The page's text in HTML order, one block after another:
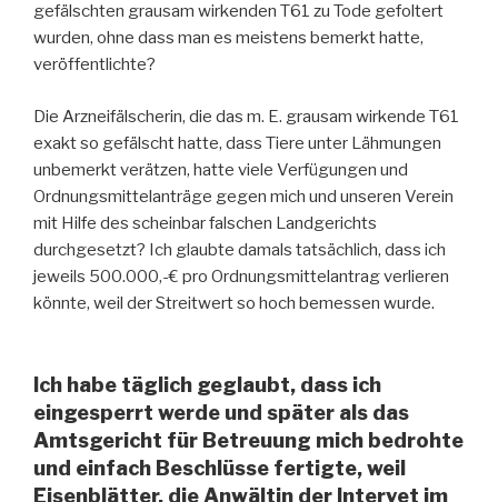
gefälschten grausam wirkenden T61 zu Tode gefoltert
wurden, ohne dass man es meistens bemerkt hatte,
veröffentlichte?
Die Arzneifälscherin, die das m. E. grausam wirkende T61
exakt so gefälscht hatte, dass Tiere unter Lähmungen
unbemerkt verätzen, hatte viele Verfügungen und
Ordnungsmittelanträge gegen mich und unseren Verein
mit Hilfe des scheinbar falschen Landgerichts
durchgesetzt? Ich glaubte damals tatsächlich, dass ich
jeweils 500.000,-€ pro Ordnungsmittelantrag verlieren
könnte, weil der Streitwert so hoch bemessen wurde.
Ich habe täglich geglaubt, dass ich
eingesperrt werde und später als das
Amtsgericht für Betreuung mich bedrohte
und einfach Beschlüsse fertigte, weil
Eisenblätter, die Anwältin der Intervet im